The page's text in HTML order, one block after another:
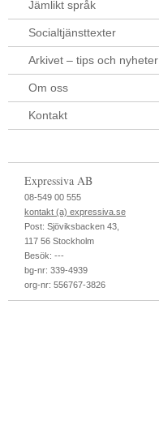
Jämlikt språk
Socialtjänsttexter
Arkivet – tips och nyheter
Om oss
Kontakt
Expressiva AB
08-549 00 555
kontakt (a) expressiva.se
Post: Sjöviksbacken 43
117 56 Stockholm
Besök: ---
bg-nr: 339-4939
org-nr: 556767-3826